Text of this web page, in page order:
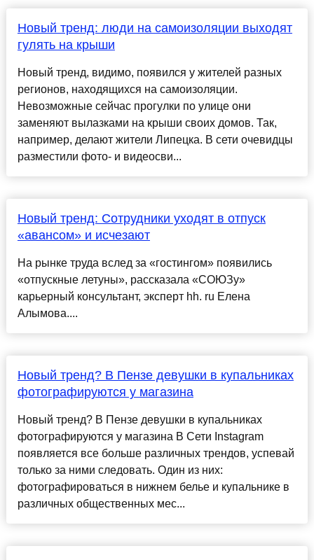
Новый тренд: люди на самоизоляции выходят
гулять на крыши
Новый тренд, видимо, появился у жителей разных
регионов, находящихся на самоизоляции.
Невозможные сейчас прогулки по улице они
заменяют вылазками на крыши своих домов. Так,
например, делают жители Липецка. В сети очевидцы
разместили фото- и видеосви...
Новый тренд: Сотрудники уходят в отпуск
«авансом» и исчезают
На рынке труда вслед за «гостингом» появились
«отпускные летуны», рассказала «СОЮЗу»
карьерный консультант, эксперт hh. ru Елена
Алымова....
Новый тренд? В Пензе девушки в купальниках
фотографируются у магазина
Новый тренд? В Пензе девушки в купальниках
фотографируются у магазина В Сети Instagram
появляется все больше различных трендов, успевай
только за ними следовать. Один из них:
фотографироваться в нижнем белье и купальнике в
различных общественных мес...